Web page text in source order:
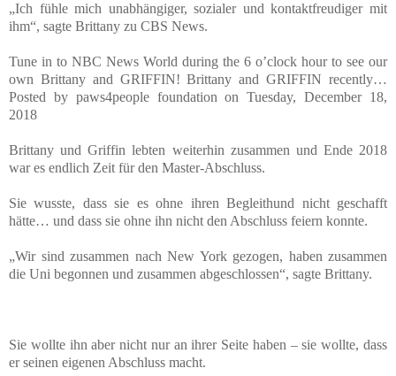
„Ich fühle mich unabhängiger, sozialer und kontaktfreudiger mit
ihm“, sagte Brittany zu CBS News.
Tune in to NBC News World during the 6 o’clock hour to see our
own Brittany and GRIFFIN! Brittany and GRIFFIN recently…
Posted by paws4people foundation on Tuesday, December 18,
2018
Brittany und Griffin lebten weiterhin zusammen und Ende 2018
war es endlich Zeit für den Master-Abschluss.
Sie wusste, dass sie es ohne ihren Begleithund nicht geschafft
hätte… und dass sie ohne ihn nicht den Abschluss feiern konnte.
„Wir sind zusammen nach New York gezogen, haben zusammen
die Uni begonnen und zusammen abgeschlossen“, sagte Brittany.
Sie wollte ihn aber nicht nur an ihrer Seite haben – sie wollte, dass
er seinen eigenen Abschluss macht.